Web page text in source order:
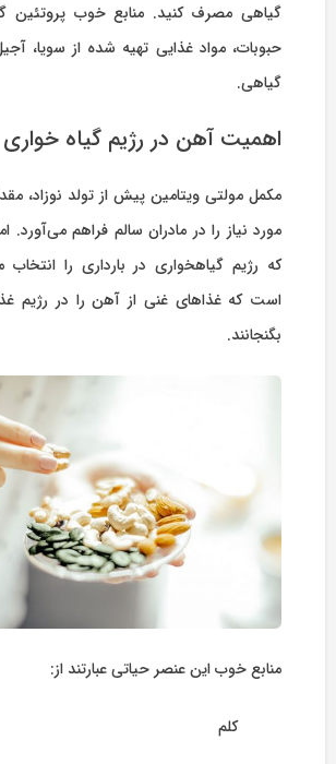
گیاهی مصرف کنید. منابع خوب پروتئین
حبوبات، مواد غذایی تهیه شده از سویا،
گیاهی.
اهمیت آهن در رژیم گیاه خواری
مکمل مولتی ویتامین پیش از تولد نوزاد،
مورد نیاز را در مادران سالم فراهم می‌آورد.
که رژیم گیاهخواری در بارداری را
است که غذاهای غنی از آهن را در رژیم
بگنجانند.
منابع خوب این عنصر حیاتی عبارتند از:
کلم